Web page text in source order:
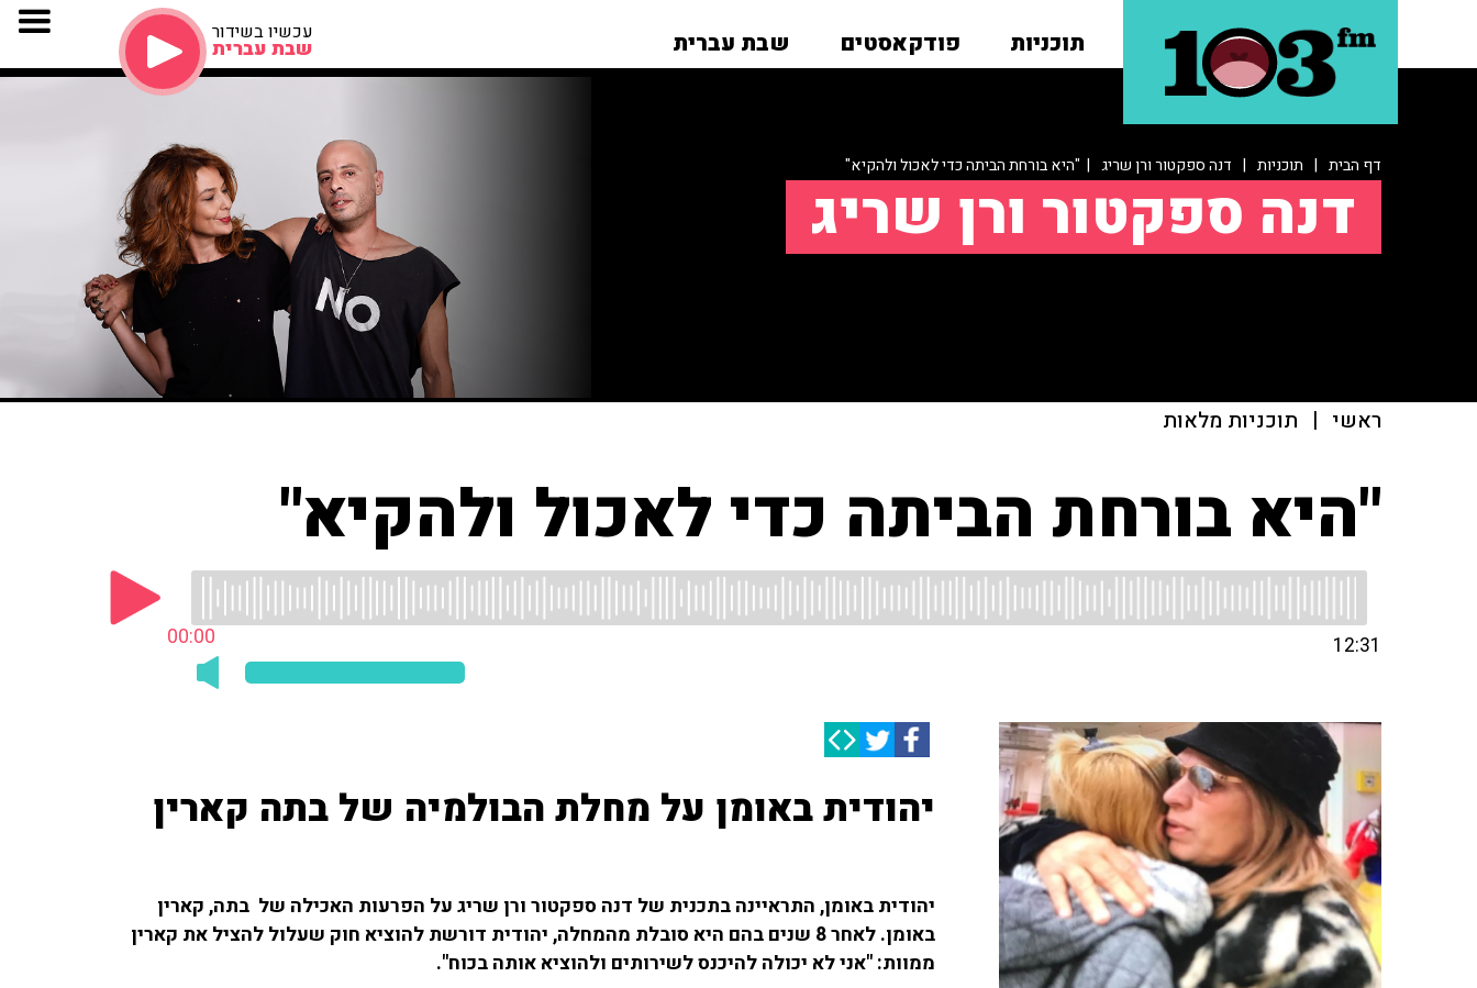
תוכניות פודקאסטים שבת עברית עכשיו בשידור
שבת עברית
דף הבית | תוכניות | דנה ספקטור ורן שריג | "היא בורחת הביתה כדי לאכול ולהקיא"
דנה ספקטור ורן שריג
ראשי | תוכניות מלאות
"היא בורחת הביתה כדי לאכול ולהקיא"
00:00 12:31
יהודית באומן על מחלת הבולמיה של בתה קארין
יהודית באומן, התראיינה בתכנית של דנה ספקטור ורן שריג על הפרעות האכילה של בתה, קארין
באומן. לאחר 8 שנים בהם היא סובלת מהמחלה, יהודית דורשת להוציא חוק שעלול להציל את קארין
ממוות: "אני לא יכולה להיכנס לשירותים ולהוציא אותה בכוח".